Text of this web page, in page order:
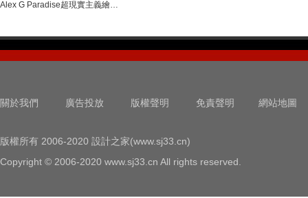
關於我們 廣告投放 版權聲明 免責聲明 網站地圖
版權所有 2006-2020 設計之家(www.sj33.cn)
Copyright © 2006-2020 www.sj33.cn All rights reserved.